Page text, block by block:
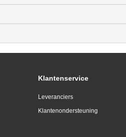
Klantenservice
Leveranciers
Klantenondersteuning